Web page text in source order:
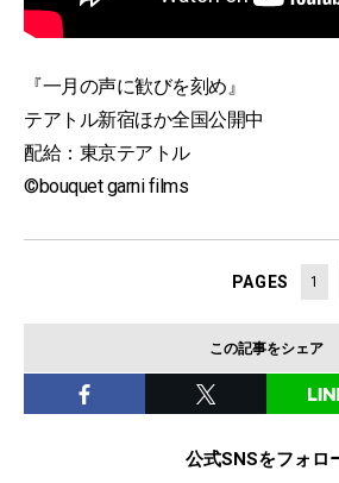
『一月の声に歓びを刻め』
テアトル新宿ほか全国公開中
配給：東京テアトル
©bouquet garni films
PAGES 1
この記事をシェア
公式SNSをフォロ